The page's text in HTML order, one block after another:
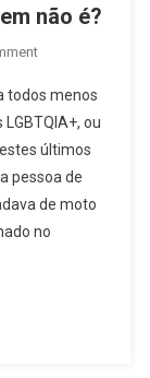
não é?
On
Pode
Alguém
Ser
Quem
Não
É?
todos menos
ou
últimos
pessoa de
de moto
no